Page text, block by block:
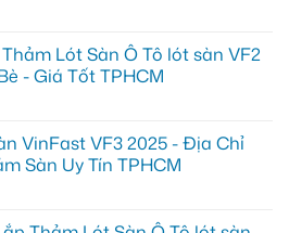
Lót Sàn Ô Tô lót sàn VF2
- Giá Tốt TPHCM
VinFast VF3 2025 - Địa Chỉ
Sàn Uy Tín TPHCM